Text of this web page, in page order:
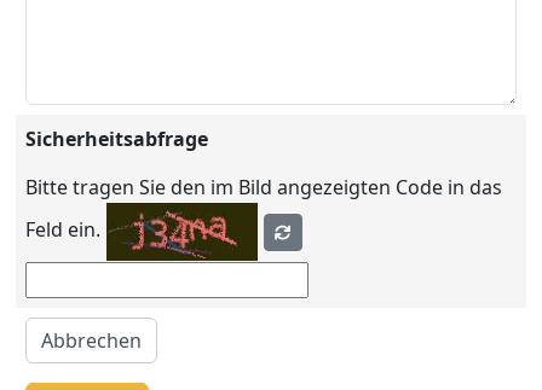
Sicherheitsabfrage
Bitte tragen Sie den im Bild angezeigten Code in das
Feld ein.
Abbrechen